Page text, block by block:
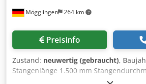
Mögglingen 264 km
Preisinfo
Zustand: neuwertig (gebraucht),
Stangenlänge 1.500 mm
Gewicht ca. 400 kg Dodpfx Asy U Izljafsck